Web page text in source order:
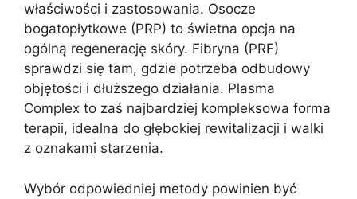
właściwości i zastosowania. Osocze
bogatopłytkowe (PRP) to świetna opcja na
ogólną regenerację skóry. Fibryna (PRF)
sprawdzi się tam, gdzie potrzeba odbudowy
objętości i dłuższego działania. Plasma
Complex to zaś najbardziej kompleksowa forma
terapii, idealna do głębokiej rewitalizacji i walki
z oznakami starzenia.
Wybór odpowiedniej metody powinien być